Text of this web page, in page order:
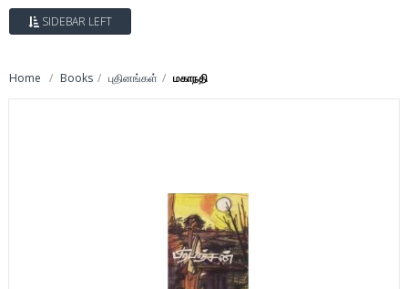
SIDEBAR LEFT
Home Books புதினங்கள் மகாநதி